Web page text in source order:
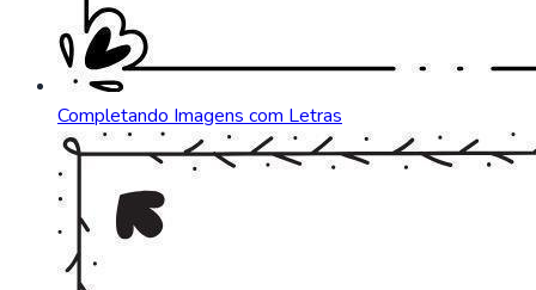
Completando Imagens com Letras